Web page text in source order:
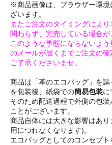
※商品画像は、ブラウザー環
ざいます。
またご注文のタイミングによ
関わらず、完売している場合が
このような事態にならないよう
のメールが届くまでご注文の
ご了承くださいませ。
商品は「革のエコバッグ」を
を包装後、紙袋での簡易包装に
そのため配送過程で外側の包
ことがございます。
商品自体には大きな影響はあ
用につれなくなります)。
エコバッグとしてのコンセプ